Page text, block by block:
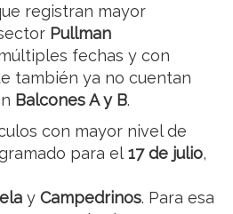
registran mayor
Pullman
fechas y con
también ya no cuentan
Balcones A y B.
con mayor nivel de
para el 17 de julio,
y Campedrinos. Para esa